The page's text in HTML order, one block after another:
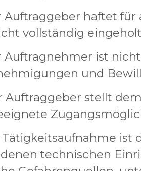
Auftraggeber haftet
vollständig
Auftragnehmer ist
und
Auftraggeber stellt
Tätigkeitsaufnahme
technischen